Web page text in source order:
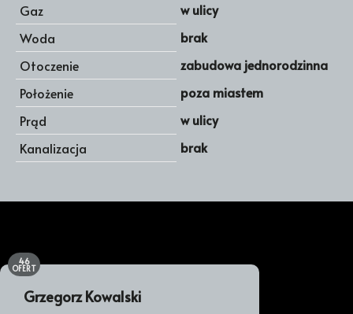
Gaz
w ulicy
Woda
brak
Otoczenie
zabudowa jednorodzinna
Położenie
poza miastem
Prąd
w ulicy
Kanalizacja
brak
Grzegorz Kowalski
46
OFERT